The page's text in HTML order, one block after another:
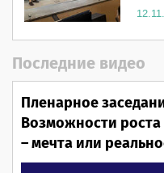
Последние видео
Пленарное
Возможности
– мечта или